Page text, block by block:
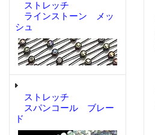
ストレッチ
ラインストーン メッ
シュ
ストレッチ
スパンコール ブレー
ド